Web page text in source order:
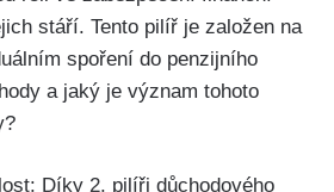
stáří. Tento pilíř je založen na
spoření do penzijního
a jaký je význam tohoto
Díky 2. pilíři důchodového